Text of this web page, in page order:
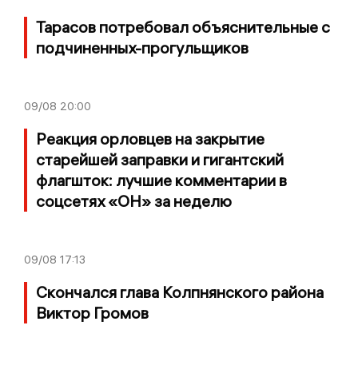
Тарасов потребовал объяснительные с
подчиненных-прогульщиков
09/08 20:00
Реакция орловцев на закрытие
старейшей заправки и гигантский
флагшток: лучшие комментарии в
соцсетях «ОН» за неделю
09/08 17:13
Скончался глава Колпнянского района
Виктор Громов